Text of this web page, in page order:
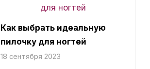
Как выбрать идеальную
пилочку для ногтей
18 сентября 2023